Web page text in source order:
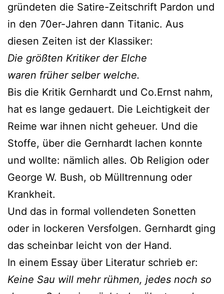
gründeten die Satire-Zeitschrift Pardon und
in den 70er-Jahren dann Titanic. Aus
diesen Zeiten ist der Klassiker:
Die größten Kritiker der Elche
waren früher selber welche.
Bis die Kritik Gernhardt und Co.Ernst nahm,
hat es lange gedauert. Die Leichtigkeit der
Reime war ihnen nicht geheuer. Und die
Stoffe, über die Gernhardt lachen konnte
und wollte: nämlich alles. Ob Religion oder
George W. Bush, ob Mülltrennung oder
Krankheit.
Und das in formal vollendeten Sonetten
oder in lockeren Versfolgen. Gernhardt ging
das scheinbar leicht von der Hand.
In einem Essay über Literatur schrieb er:
Keine Sau will mehr rühmen, jedes noch so